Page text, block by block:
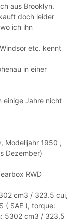
aus Brooklyn.
doch leider
ich ihn
etc. kennt
in einer
einige Jahre nicht
Modelljahr 1950 ,
Dezember)
RWD
cm3 / 323.5 cui,
( SAE ), torque:
5302 cm3 / 323,5